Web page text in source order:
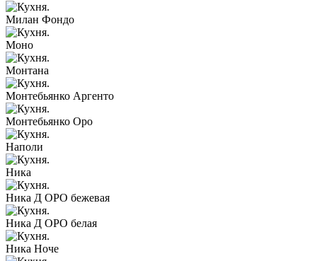
Милан Фондо
Моно
Монтана
Монтебьянко Аргенто
Монтебьянко Оро
Наполи
Ника
Ника Д ОРО бежевая
Ника Д ОРО белая
Ника Ноче